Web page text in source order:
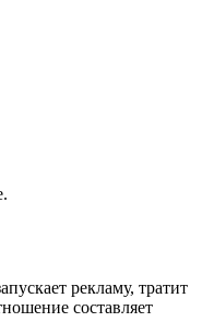
рекламу, тратит
составляет